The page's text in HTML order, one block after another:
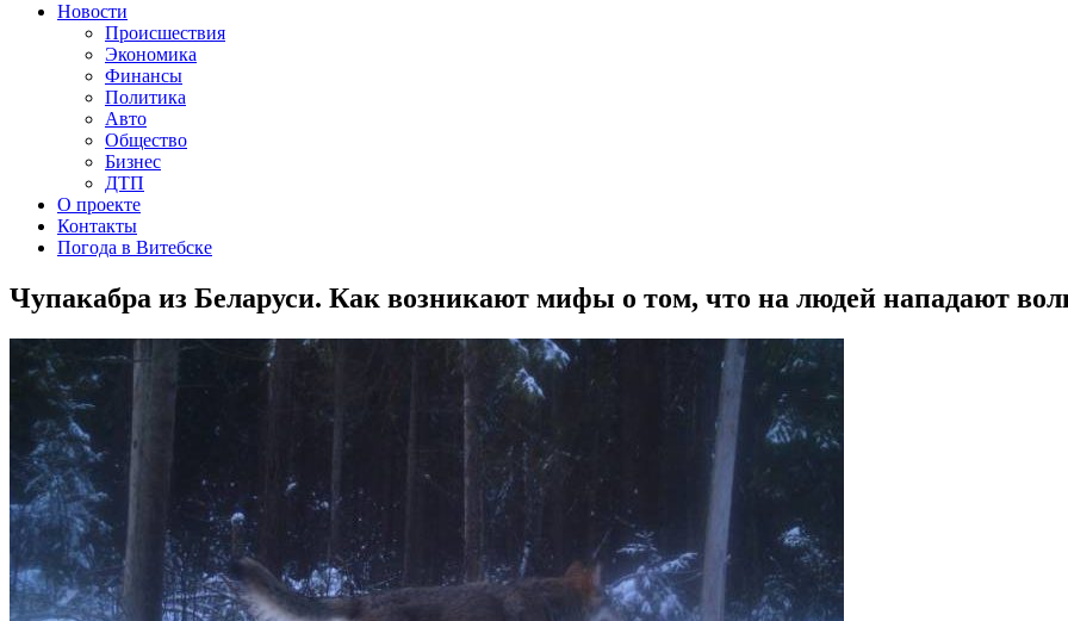
Новости
Происшествия
Экономика
Финансы
Политика
Авто
Общество
Бизнес
ДТП
О проекте
Контакты
Погода в Витебске
Чупакабра из Беларуси. Как возникают мифы о том, что на людей нападают